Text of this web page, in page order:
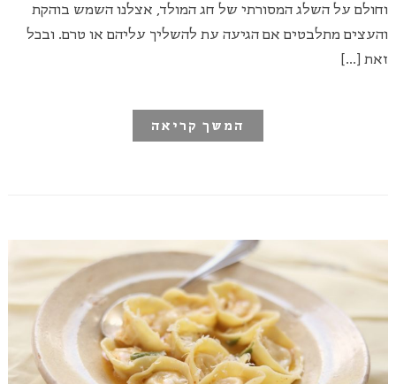
וחולם על השלג המסורתי של חג המולד, אצלנו השמש בוהקת
והעצים מתלבטים אם הגיעה עת להשליך עליהם או טרם. ובכל
זאת […]
המשך קריאה